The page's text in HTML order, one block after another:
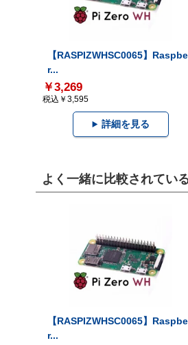
【RASPIZWHSC0065】
r...
￥3,269
税込￥3,595
詳細を見る
よく一緒に比較されてい
【RASPIZWHSC0065】
r...